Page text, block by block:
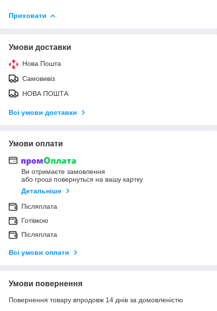
Приховати
Умови доставки
Нова Пошта
Самовивіз
НОВА ПОШТА
Всі умови доставки
Умови оплати
Ви отримаєте замовлення
або гроші повернуться на вашу картку
Детальніше
Післяплата
Готівкою
Післяплата
Всі умови оплати
Умови повернення
Повернення товару впродовж 14 днів за домовленістю